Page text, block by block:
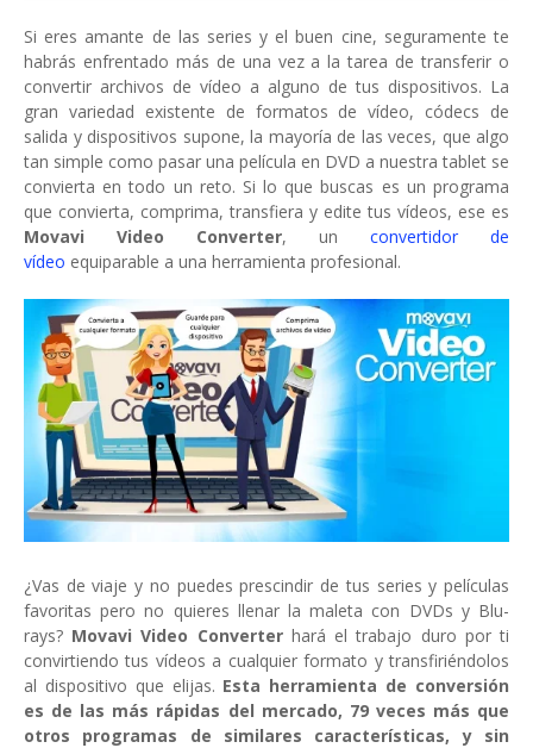
Si eres amante de las series y el buen cine, seguramente te
habrás enfrentado más de una vez a la tarea de transferir o
convertir archivos de vídeo a alguno de tus dispositivos. La
gran variedad existente de formatos de vídeo, códecs de
salida y dispositivos supone, la mayoría de las veces, que algo
tan simple como pasar una película en DVD a nuestra tablet se
convierta en todo un reto. Si lo que buscas es un programa
que convierta, comprima, transfiera y edite tus vídeos, ese es
Movavi Video Converter, un convertidor de
vídeo equiparable a una herramienta profesional.
¿Vas de viaje y no puedes prescindir de tus series y películas
favoritas pero no quieres llenar la maleta con DVDs y Blu-
rays? Movavi Video Converterhará el trabajo duro por ti
convirtiendo tus vídeos a cualquier formato y transfiriéndolos
al dispositivo que elijas. Esta herramienta de conversión
es de las más rápidas del mercado, 79 veces más que
otros programas de similares características, y sin